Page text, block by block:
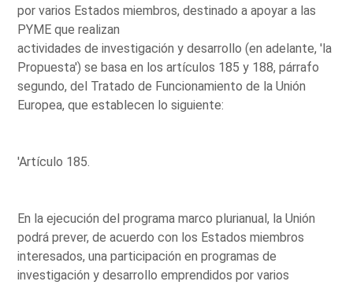
por varios Estados miembros, destinado a apoyar a las
PYME que realizan
actividades de investigación y desarrollo (en adelante, 'la
Propuesta') se basa en los artículos 185 y 188, párrafo
segundo, del Tratado de Funcionamiento de la Unión
Europea, que establecen lo siguiente:
'Artículo 185.
En la ejecución del programa marco plurianual, la Unión
podrá prever, de acuerdo con los Estados miembros
interesados, una participación en programas de
investigación y desarrollo emprendidos por varios